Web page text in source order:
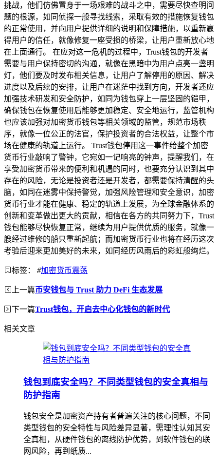
挑战，他们仿佛置身于一场艰难的战斗之中，需要尽快查明问
题的根源，如同侦探一般寻找线索，采取有效的措施恢复钱包
的正常使用，并向用户提供详细的说明和保障措施，以重新赢
得用户的信任，就像修复一座受损的桥梁，让用户重新放心地
在上面通行。 在应对这一危机的过程中，Trust钱包的开发者
需要与用户保持密切的沟通，就像在黑暗中为用户点亮一盏明
灯，他们要及时发布相关信息，让用户了解停用的原因、解决
进度以及后续的安排，让用户在迷茫中找到方向，开发者还应
加强技术研发和安全防护，如同为钱包穿上一层坚固的铠甲，
确保钱包在恢复使用后能够更加稳定、安全地运行，监管机构
也应该加强对加密货币钱包等相关领域的监管，规范市场秩
序，就像一位公正的法官，保护投资者的合法权益，让整个市
场在健康的轨道上运行。 Trust钱包停用这一事件给整个加密
货币行业敲响了警钟，它宛如一记响亮的钟声，提醒我们，在
享受加密货币带来的便利和机遇的同时，也要充分认识到其中
存在的风险，无论是投资者还是开发者，都需要保持清醒的头
脑，如同在迷雾中保持警觉，加强风险管理和安全意识，加密
货币行业才能在健康、稳定的轨道上发展，为全球金融体系的
创新和变革做出更大的贡献，相信在各方的共同努力下，Trust
钱包能够尽快恢复正常，继续为用户提供优质的服务，就像一
艘经过维修的船只重新起航；而加密货币行业也将在经历这次
考验后迎来更加美好的未来，如同经历风雨后的彩虹般绚烂。
标签： #加密货币震荡
上一篇币安钱包与 Trust 助力 DeFi 生态发展
下一篇Trust钱包，开启去中心化钱包的新时代
相关文章
钱包到底安全吗？不同类型钱包的安全真相与
防护指南
钱包安全是加密资产持有者普遍关注的核心问题，不同
类型钱包的安全特性与风险差异显著，需理性认知其安
全真相，从硬件钱包的离线防护优势，到软件钱包的联
网风险，再到纸质...